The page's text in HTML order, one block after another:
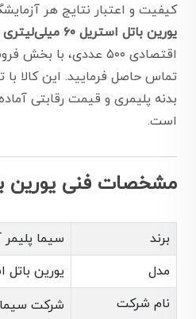
کیفیت و اعتبار نتایج هر
یورین باتل استریل ۶۰ میلی‌لیتری
اقتصادی ۵۰۰ عددی، با
تماس حاصل فرمایید. این کالا
بدنه پلیمری و قیمت رقابتی
است.
مشخصات فنی یورین
برند
سیما پلیمر
مدل
یورین باتل
نام شرکت
شرکت سیما